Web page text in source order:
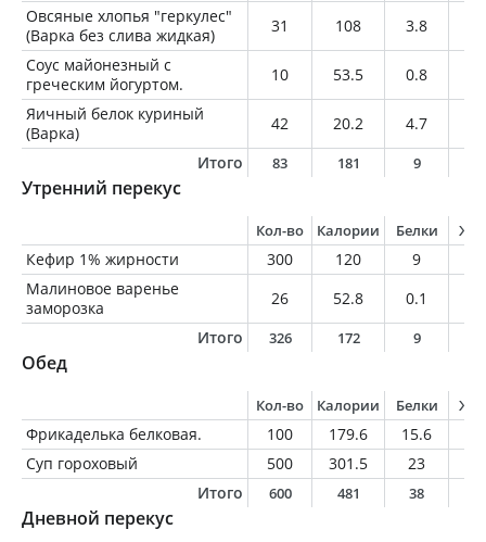
Овсяные хлопья "геркулес"
(Варка без слива жидкая)
31 108 3.8
Соус майонезный с
греческим йогуртом.
10 53.5 0.8
Яичный белок куриный
(Варка)
42 20.2 4.7
Итого
83 181 9
Утренний перекус
Кол-во Калории Белки
Кефир 1% жирности 300 120 9
Малиновое варенье
заморозка
26 52.8 0.1
Итого
326 172 9
Обед
Кол-во Калории Белки
Фрикаделька белковая. 100 179.6 15.6
Суп гороховый
500 301.5 23
Итого
600 481 38
Дневной перекус